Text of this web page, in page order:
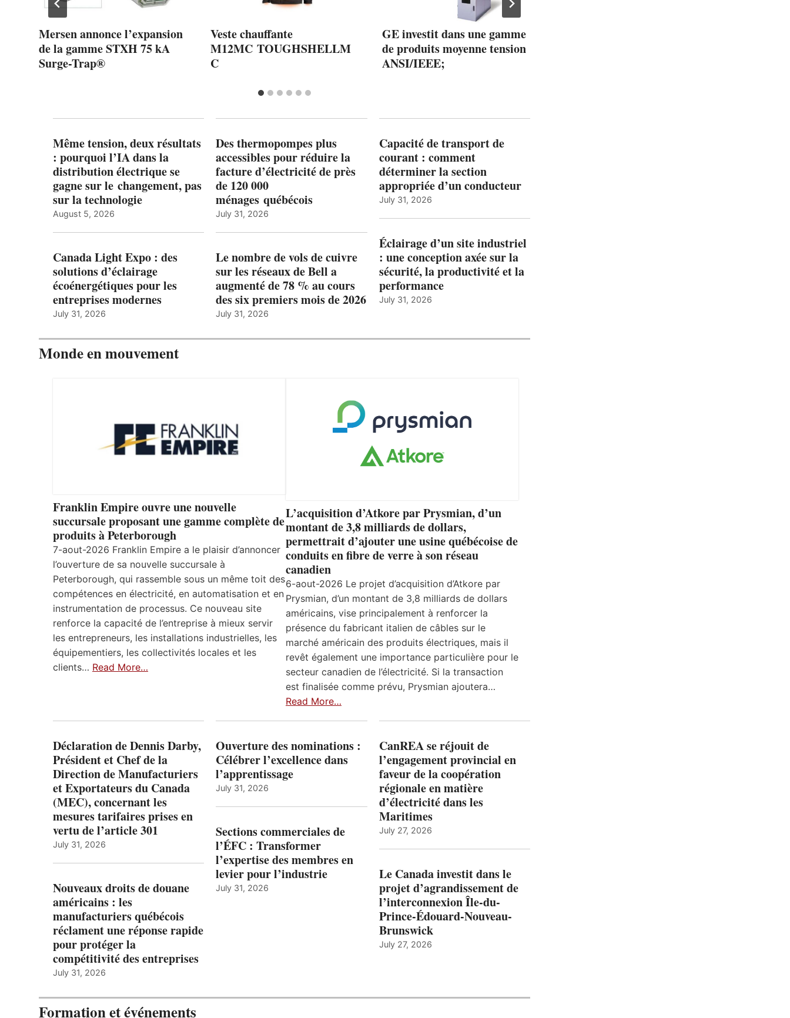
Mersen annonce l’expansion
de la gamme STXH 75 kA
Surge-Trap®
Veste chauffante
M12MC TOUGHSHELLM
C
GE investit dans une gamme
de produits moyenne tension
ANSI/IEEE;
Même tension, deux résultats
: pourquoi l’IA dans la
distribution électrique se
gagne sur le changement, pas
sur la technologie
August 5, 2026
Canada Light Expo : des
solutions d’éclairage
écoénergétiques pour les
entreprises modernes
July 31, 2026
Des thermopompes plus
accessibles pour réduire la
facture d’électricité de près
de 120 000
ménages québécois
July 31, 2026
Le nombre de vols de cuivre
sur les réseaux de Bell a
augmenté de 78 % au cours
des six premiers mois de 2026
July 31, 2026
Capacité de transport de
courant : comment
déterminer la section
appropriée d’un conducteur
July 31, 2026
Éclairage d’un site industriel
: une conception axée sur la
sécurité, la productivité et la
performance
July 31, 2026
Monde en mouvement
Franklin Empire ouvre une nouvelle
succursale proposant une gamme complète de
produits à Peterborough
7-aout-2026 Franklin Empire a le plaisir d’annoncer
l’ouverture de sa nouvelle succursale à
Peterborough, qui rassemble sous un même toit des
compétences en électricité, en automatisation et en
instrumentation de processus. Ce nouveau site
renforce la capacité de l’entreprise à mieux servir
les entrepreneurs, les installations industrielles, les
équipementiers, les collectivités locales et les
clients… Read More…
L’acquisition d’Atkore par Prysmian, d’un
montant de 3,8 milliards de dollars,
permettrait d’ajouter une usine québécoise de
conduits en fibre de verre à son réseau
canadien
6-aout-2026 Le projet d’acquisition d’Atkore par
Prysmian, d’un montant de 3,8 milliards de dollars
américains, vise principalement à renforcer la
présence du fabricant italien de câbles sur le
marché américain des produits électriques, mais il
revêt également une importance particulière pour le
secteur canadien de l’électricité. Si la transaction
est finalisée comme prévu, Prysmian ajoutera…
Read More…
Déclaration de Dennis Darby,
Président et Chef de la
Direction de Manufacturiers
et Exportateurs du Canada
(MEC), concernant les
mesures tarifaires prises en
vertu de l’article 301
July 31, 2026
Nouveaux droits de douane
américains : les
manufacturiers québécois
réclament une réponse rapide
pour protéger la
compétitivité des entreprises
July 31, 2026
Ouverture des nominations :
Célébrer l’excellence dans
l’apprentissage
July 31, 2026
Sections commerciales de
l’ÉFC : Transformer
l’expertise des membres en
levier pour l’industrie
July 31, 2026
CanREA se réjouit de
l’engagement provincial en
faveur de la coopération
régionale en matière
d’électricité dans les
Maritimes
July 27, 2026
Le Canada investit dans le
projet d’agrandissement de
l’interconnexion Île-du-
Prince-Édouard-Nouveau-
Brunswick
July 27, 2026
Formation et événements